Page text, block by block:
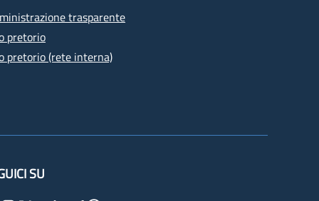
trasparente
pretorio
pretorio (rete interna)
SU